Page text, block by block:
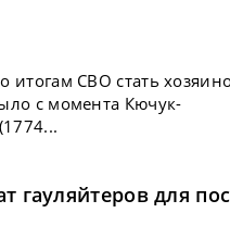
итогам СВО стать
с момента Кючук-
гауляйтеров для